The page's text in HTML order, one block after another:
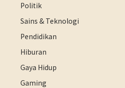
Politik
Sains & Teknologi
Pendidikan
Hiburan
Gaya Hidup
Gaming